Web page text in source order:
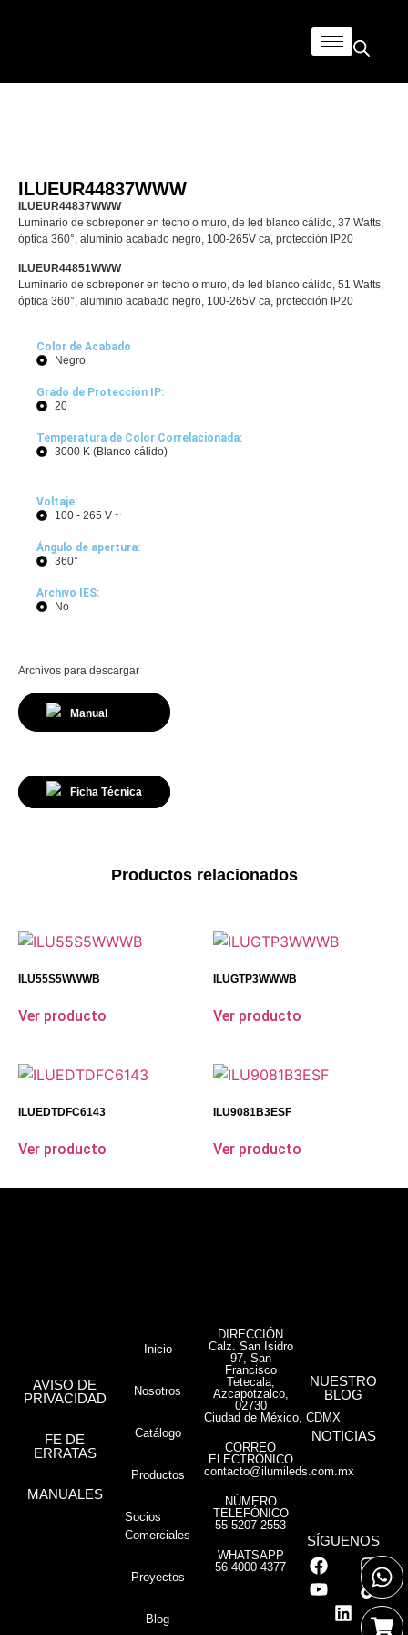
ILUEUR44837WWW
ILUEUR44837WWW
Luminario de sobreponer en techo o muro, de led blanco cálido, 37 Watts,
óptica 360°, aluminio acabado negro, 100-265V ca, protección IP20
ILUEUR44851WWW
Luminario de sobreponer en techo o muro, de led blanco cálido, 51 Watts,
óptica 360°, aluminio acabado negro, 100-265V ca, protección IP20
Color de Acabado
Negro
Grado de Protección IP:
20
Temperatura de Color Correlacionada:
3000 K (Blanco cálido)
Voltaje:
100 - 265 V ~
Ángulo de apertura:
360°
Archivo IES:
No
Archivos para descargar
Manual
Ficha Técnica
Productos relacionados
ILU55S5WWWB
Ver producto
ILUGTP3WWWB
Ver producto
ILUEDTDFC6143
Ver producto
ILU9081B3ESF
Ver producto
AVISO DE
PRIVACIDAD
FE DE
ERRATAS
MANUALES
Inicio
Nosotros
Catálogo
Productos
Socios
Comerciales
Proyectos
Blog
DIRECCIÓN
Calz. San Isidro
97, San
Francisco
Tetecala,
Azcapotzalco,
02730
Ciudad de México, CDMX
CORREO
ELECTRÓNICO
contacto@ilumileds.com.mx
NÚMERO
TELEFÓNICO
55 5207 2553
WHATSAPP
56 4000 4377
NUESTRO
BLOG
NOTICIAS
SÍGUENOS